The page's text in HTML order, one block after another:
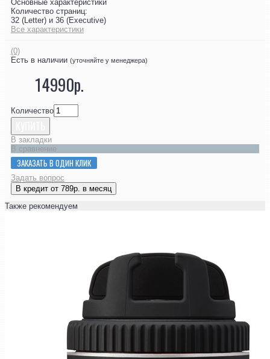
Основные характеристики
Количество страниц:
32 (Letter) и 36 (Executive)
Все характеристики
(0)
Есть в наличии (уточняйте у менеджера)
14990р.
Количество
В закладки
В сравнение
ЗАКАЗАТЬ В ОДИН КЛИК
Задать вопрос
В кредит от 789р. в месяц
Также рекомендуем